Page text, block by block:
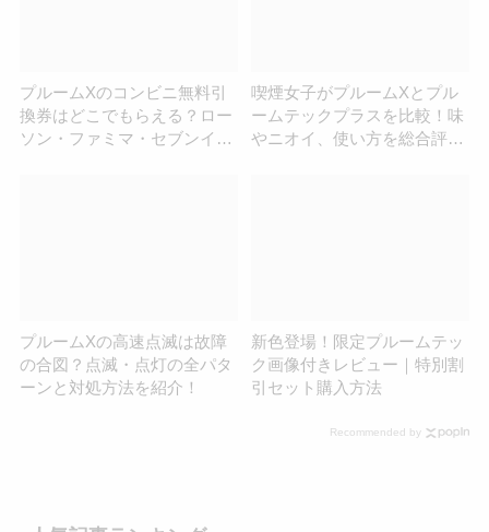
プルームXのコンビニ無料引
換券はどこでもらえる？ロー
ソン・ファミマ・セブンイレ
喫煙女子がプルームXとプル
ームテックプラスを比較！味
やニオイ、使い方を総合評価
プルームXの高速点滅は故障
の合図？点滅・点灯の全パタ
ーンと対処方法を紹介！
新色登場！限定プルームテッ
ク画像付きレビュー｜特別割
引セット購入方法
Recommended by